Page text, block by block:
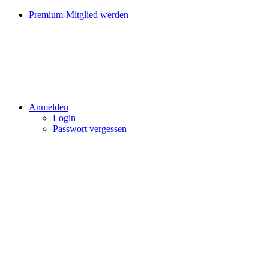
Premium-Mitglied werden
Anmelden
Login
Passwort vergessen